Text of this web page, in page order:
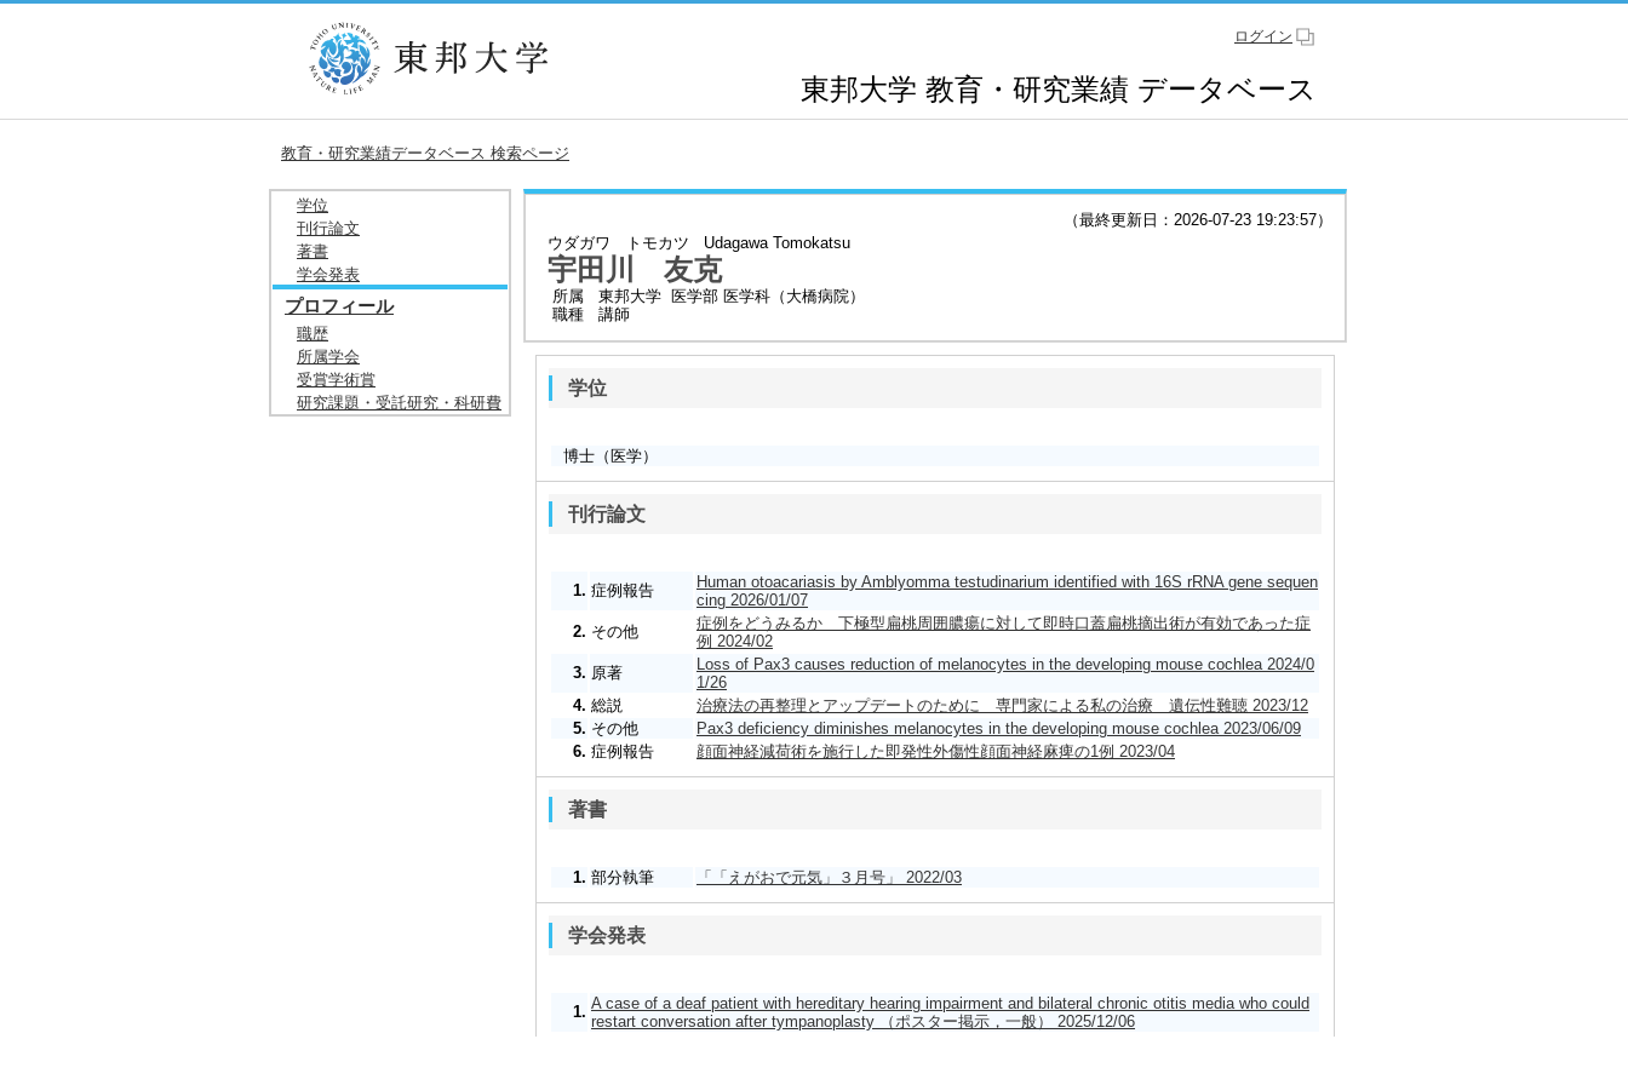
ログイン
東邦大学 教育・研究業績 データベース
教育・研究業績データベース 検索ページ
学位
刊行論文
著書
学会発表
プロフィール
職歴
所属学会
受賞学術賞
研究課題・受託研究・科研費
（最終更新日：2026-07-23 19:23:57）
ウダガワ トモカツ
Udagawa Tomokatsu
宇田川 友克
所属
東邦大学 医学部 医学科（大橋病院）
職種
講師
学位
博士（医学）
刊行論文
1. 症例報告
Human otoacariasis by Amblyomma testudinarium identified with 16S rRNA gene sequen
cing 2026/01/07
2. その他
症例をどうみるか 下極型扁桃周囲膿瘍に対して即時口蓋扁桃摘出術が有効であった症
例 2024/02
3. 原著
Loss of Pax3 causes reduction of melanocytes in the developing mouse cochlea 2024/0
1/26
4. 総説
治療法の再整理とアップデートのために 専門家による私の治療 遺伝性難聴 2023/12
5. その他
Pax3 deficiency diminishes melanocytes in the developing mouse cochlea 2023/06/09
6. 症例報告 顔面神経減荷術を施行した即発性外傷性顔面神経麻痺の1例 2023/04
著書
1. 部分執筆 「「えがおで元気」３月号」 2022/03
学会発表
1. A case of a deaf patient with hereditary hearing impairment and bilateral chronic otitis media who could
restart conversation after tympanoplasty （ポスター掲示，一般） 2025/12/06